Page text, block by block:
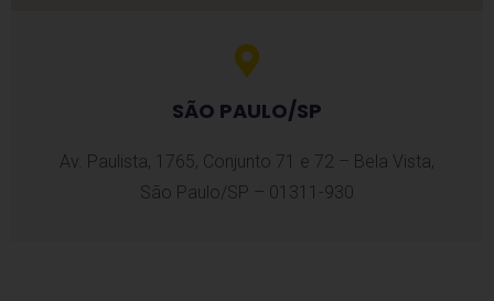
SÃO PAULO/SP
Av. Paulista, 1765, Conjunto 71 e 72 – Bela Vista,
São Paulo/SP – 01311-930